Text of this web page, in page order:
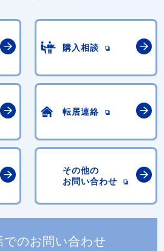
購入相談
転居連絡
その他の
お問い合わせ
でのお問い合わせ